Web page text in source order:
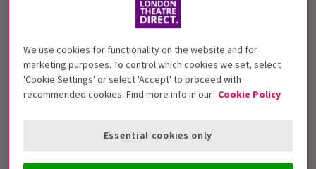
London Theatre
We use cookies for functionality on the website and for
marketing purposes. To control which cookies we set, select
'Cookie Settings' or select 'Accept' to proceed with
recommended cookies. Find more info in our Cookie Policy
Essential cookies only